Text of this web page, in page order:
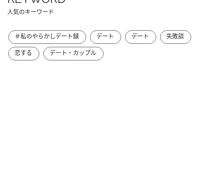
人気のキーワード
＃私のやらかしデート録 デート デート
失敗談
恋する
デート・カップル